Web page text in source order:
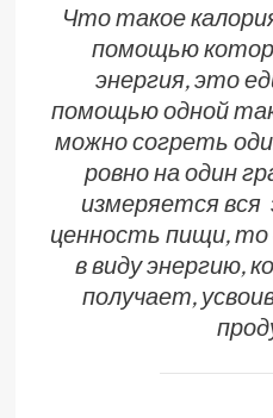
Что такое
помощью
энергия, это
помощью одной
можно согреть
ровно на один
измеряется вся
ценность пищи,
в виду энергию,
получает,